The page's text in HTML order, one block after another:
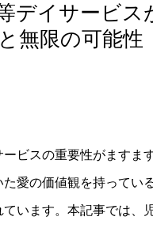
デイサービ
無限の可能性
ビスの重要性がますま
愛の価値観を持ってい
います。本記事では、